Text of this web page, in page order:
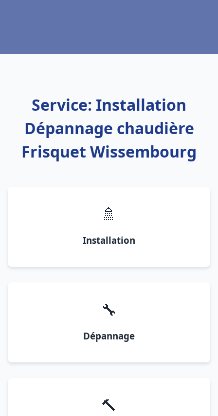
Service: Installation
Dépannage chaudière
Frisquet Wissembourg
🚿
Installation
🔧
Dépannage
🔨